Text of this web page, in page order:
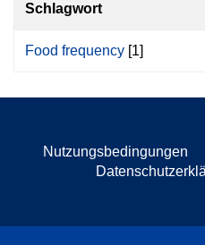
Schlagwort
Food frequency [1]
Nutzungsbedingungen